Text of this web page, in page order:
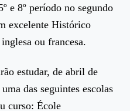
e 8º período no segundo
excelente Histórico
ou francesa.
estudar, de abril de
das seguintes escolas
curso: École